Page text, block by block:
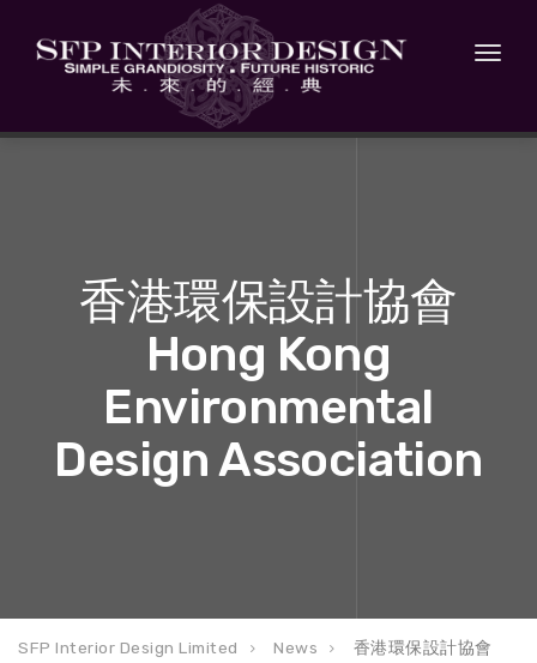
香港環保設計協會
Hong Kong
Environmental
Design Association
SFP Interior Design Limited News 香港環保設計協會